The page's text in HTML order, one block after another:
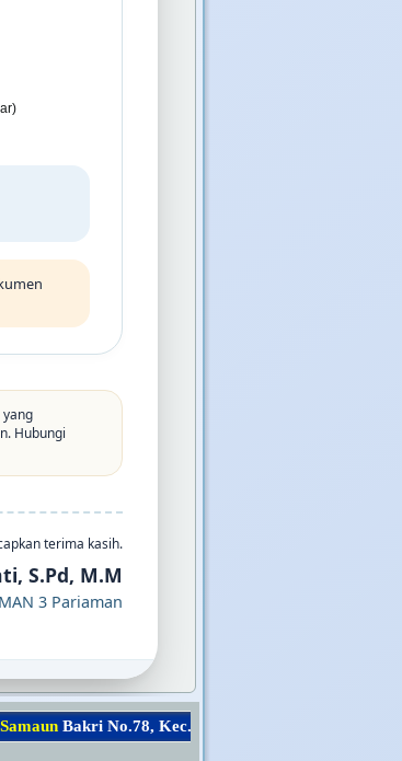
Hubungi
terima kasih.
S.Pd, M.M
3 Pariaman
n Bakri No.78 , Kec. Pariam